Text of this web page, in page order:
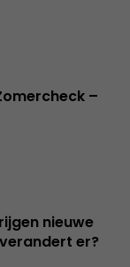
–
nieuwe
er?